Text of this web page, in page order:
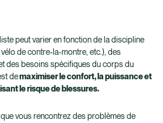
peut varier en fonction de la discipline
de contre-la-montre, etc.), des
des besoins spécifiques du corps du
demaximiser le confort, la puissance et
le risque de blessures.
vous rencontrez des problèmes de